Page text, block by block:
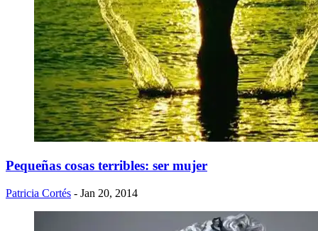
Pequeñas cosas terribles: ser mujer
Patricia Cortés - Jan 20, 2014